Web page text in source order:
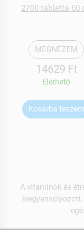
2700 tabletta 60
MEGNÉZEM
14629 Ft
Elérhetõ
Kosárba teszem
A vitaminok és